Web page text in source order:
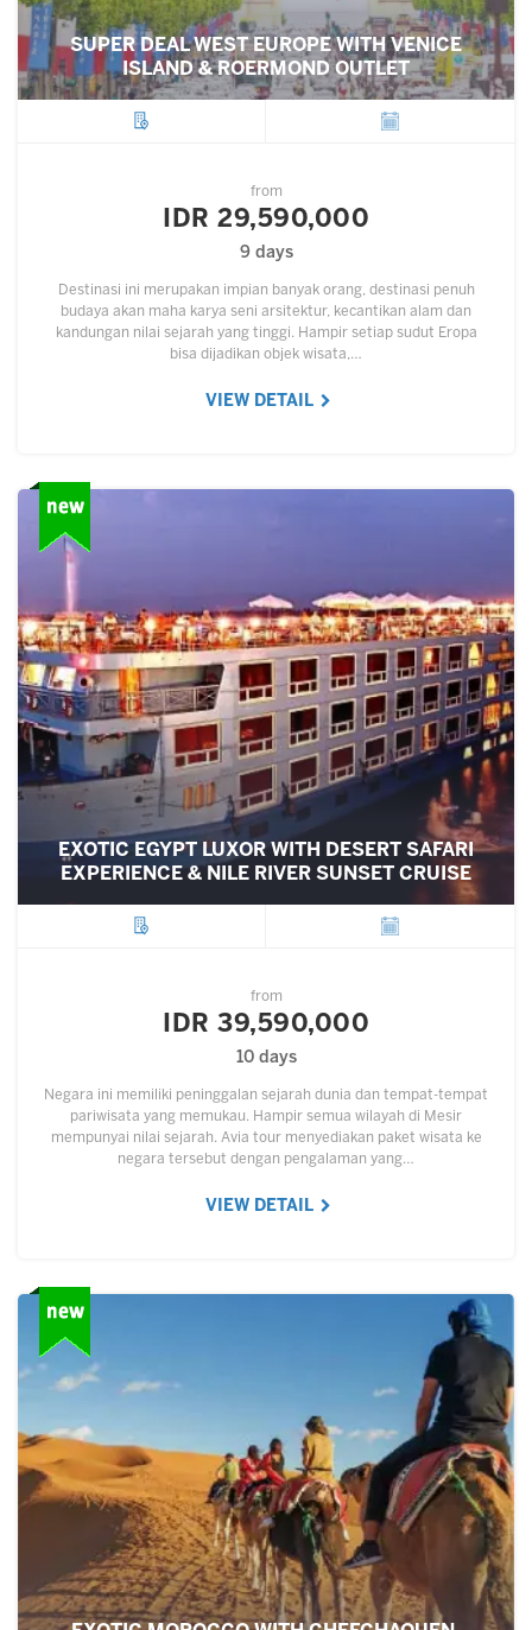
SUPER DEAL WEST EUROPE WITH VENICE
ISLAND & ROERMOND OUTLET
from
IDR 29,590,000
9 days
Destinasi ini merupakan impian banyak orang, destinasi penuh
budaya akan maha karya seni arsitektur, kecantikan alam dan
kandungan nilai sejarah yang tinggi. Hampir setiap sudut Eropa
bisa dijadikan objek wisata,…
VIEW DETAIL
EXOTIC EGYPT LUXOR WITH DESERT SAFARI
EXPERIENCE & NILE RIVER SUNSET CRUISE
from
IDR 39,590,000
10 days
Negara ini memiliki peninggalan sejarah dunia dan tempat-tempat
pariwisata yang memukau. Hampir semua wilayah di Mesir
mempunyai nilai sejarah. Avia tour menyediakan paket wisata ke
negara tersebut dengan pengalaman yang…
VIEW DETAIL